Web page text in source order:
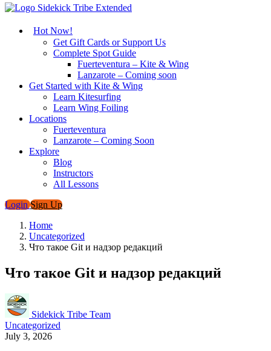
Hot Now!
Get Gift Cards or Support Us
Complete Spot Guide
Fuerteventura – Kite & Wing
Lanzarote – Coming soon
Get Started with Kite & Wing
Learn Kitesurfing
Learn Wing Foiling
Locations
Fuerteventura
Lanzarote – Coming Soon
Explore
Blog
Instructors
All Lessons
LoginSign Up
Home
Uncategorized
Что такое Git и надзор редакций
Что такое Git и надзор редакций
Sidekick Tribe Team
Uncategorized
July 3, 2026